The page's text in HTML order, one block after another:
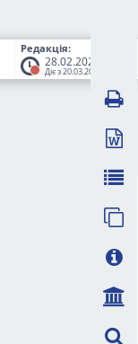
Редакція:
28.02.2025
Діє з 20.03.2025